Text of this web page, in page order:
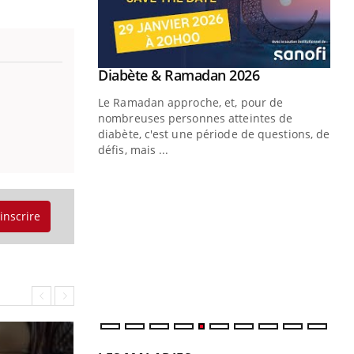
Youtube
Diabète & Ramadan 2026Youtube
Le Ramadan approche, et, pour de
nombreuses personnes atteintes de
diabète, c'est une période de questions, de
défis, mais ...